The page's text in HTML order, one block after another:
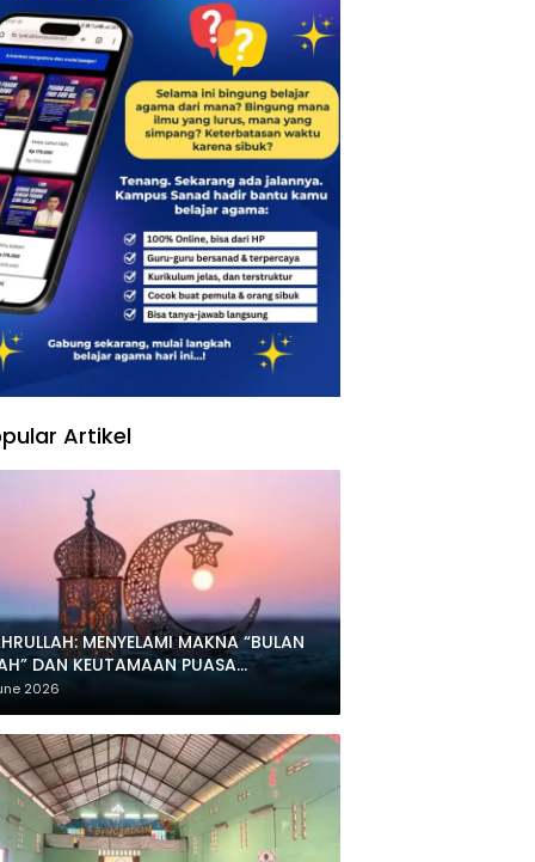
Artikel
MENYELAMI MAKNA “BULAN
DAN KEUTAMAAN PUASA
2026